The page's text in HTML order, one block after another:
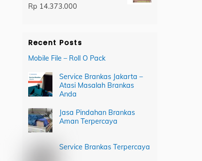
Rp 14.373.000
Recent Posts
Mobile File – Roll O Pack
Service Brankas Jakarta –
Atasi Masalah Brankas
Anda
Jasa Pindahan Brankas
Aman Terpercaya
Service Brankas Terpercaya